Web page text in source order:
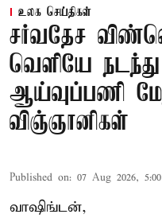
உலக செய்திகள்
சர்வதேச
வெளியே
ஆய்வுப்பணி
விஞ்ஞானிகள்
Published on: 07 Aug 2026,
வாஷிங்டன்,